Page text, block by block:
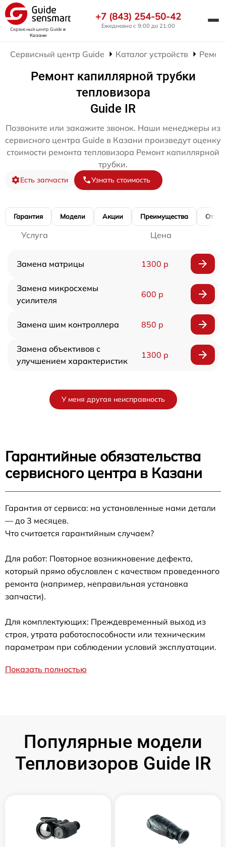
Сервисный центр Guideв
Казани
+7 (843) 254-50-42
Ежедневно с 9:00 до 21:00
Сервисный центр Guide Каталог устройств
Ремонт капиллярной трубки
тепловизора
Guide IR
Позвоните или закажите звонок. Наши менеджеры из
сервисного центра Guide в Казани произведут оценку
стоимости ремонта тепловизора Ремонт капиллярной
трубки.
Есть запчасти Узнать стоимость
Гарантия Модели Акции Преимущества
Услуга Цена
Замена матрицы 1300 р
Замена микросхемы
усилителя
600 р
Замена шим контроллера 850 р
Замена объективов с
улучшением характеристик
1300 р
У меня другая неисправность
Гарантийные обязательства
сервисного центра в Казани
Гарантия от сервиса: на установленные нами детали
— до 3 месяцев.
Что считается гарантийным случаем?
Для работ: Повторное возникновение дефекта,
который прямо обусловлен с качеством проведенного
ремонта (например, неправильная установка
запчасти).
Для комплектующих: Преждевременный выход из
строя, утрата работоспособности или техническим
параметрам при соблюдении условий эксплуатации.
Показать полностью
Популярные модели
Тепловизоров Guide IR